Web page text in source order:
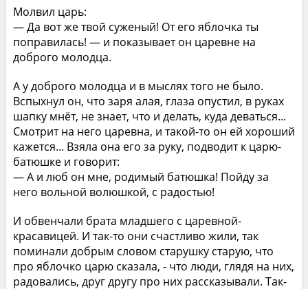
Молвил царь:
— Да вот же твой суженый! От его яблочка ты
поправилась! — и показывает он царевне на
доброго молодца.
А у доброго молодца и в мыслях того не было.
Вспыхнул он, что заря алая, глаза опустил, в руках
шапку мнёт, не знает, что и делать, куда деваться...
Смотрит на него царевна, и такой-то он ей хороший
кажется... Взяла она его за руку, подводит к царю-
батюшке и говорит:
— А и люб он мне, родимый батюшка! Пойду за
него вольной волюшкой, с радостью!
И обвенчали брата младшего с царевной-
красавицей. И так-то они счастливо жили, так
поминали добрым словом старушку старую, что
про яблочко царю сказала, - что люди, глядя на них,
радовались, друг другу про них рассказывали. Так-